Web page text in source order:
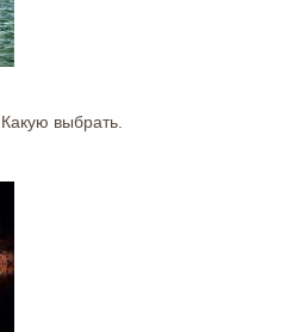
выбрать.